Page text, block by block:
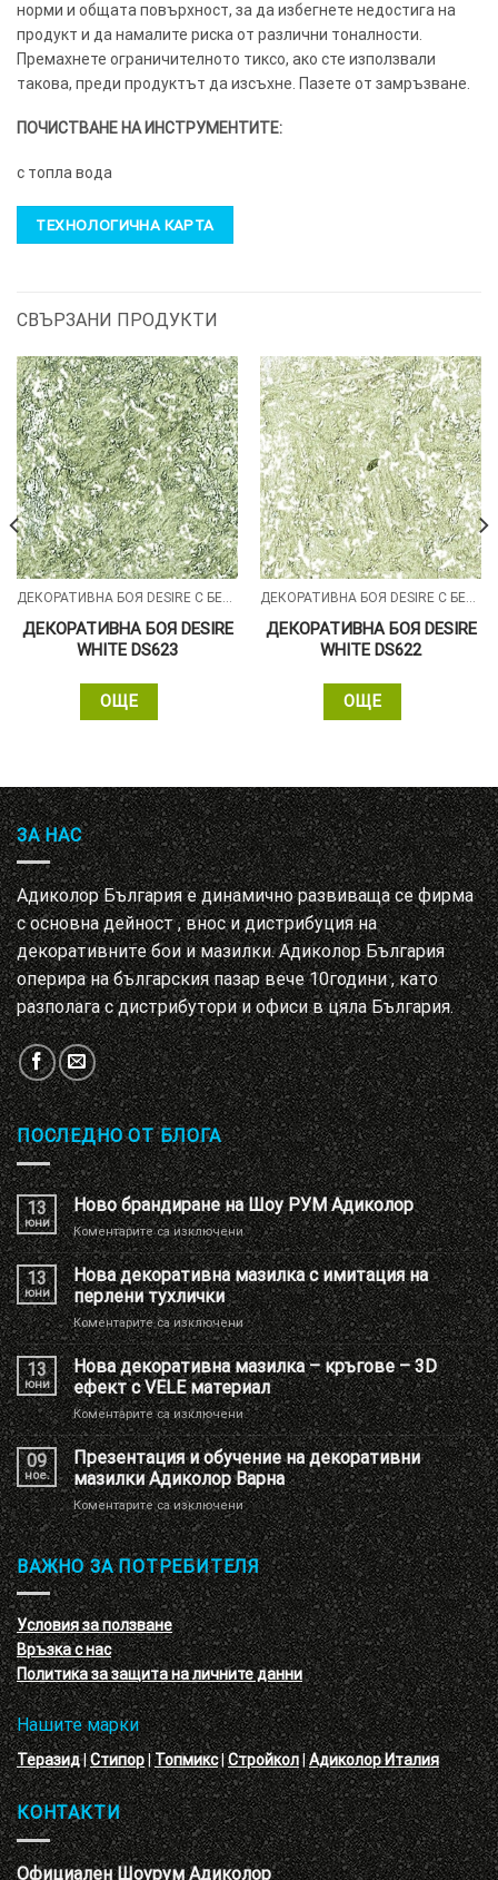
норми и общата повърхност, за да избегнете недостига на
продукт и да намалите риска от различни тоналности.
Премахнете ограничителното тиксо, ако сте използвали
такова, преди продуктът да изсъхне. Пазете от замръзване.
ПОЧИСТВАНЕ НА ИНСТРУМЕНТИТЕ:
с топла вода
ТЕХНОЛОГИЧНА КАРТА
СВЪРЗАНИ ПРОДУКТИ
ДЕКОРАТИВНА БОЯ DESIRE С БЕЛИ СИЛИКОНОВИ ЧАСТИЦИ
ДЕКОРАТИВНА БОЯ DESIRE
WHITE DS623
ОЩЕ
ДЕКОРАТИВНА БОЯ DESIRE С БЕЛИ СИЛИКОНОВИ ЧАСТИЦИ
ДЕКОРАТИВНА БОЯ DESIRE
WHITE DS622
ОЩЕ
ЗА НАС
Адиколор България е динамично развиваща се фирма
с основна дейност , внос и дистрибуция на
декоративните бои и мазилки. Адиколор България
оперира на българския пазар вече 10години , като
разполага с дистрибутори и офиси в цяла България.
ПОСЛЕДНО ОТ БЛОГА
13
юни
Ново брандиране на Шоу РУМ Адиколор
Коментарите са изключениза
Ново
брандиране
на
Шоу
РУМ
Адиколор
13
юни
Нова декоративна мазилка с имитация на
перлени тухлички
Коментарите са изключениза
Нова
декоративна
мазилка
с
имитация
на
перлени
тухлички
13
юни
Нова декоративна мазилка – кръгове – 3D
ефект с VELE материал
Коментарите са изключениза
Нова
декоративна
мазилка
–
кръгове
–
3D
ефект
с
VELE
материал
09
ное.
Презентация и обучение на декоративни
мазилки Адиколор Варна
Коментарите са изключениза
Презентация
и
обучение
на
декоративни
мазилки
Адиколор
Варна
ВАЖНО ЗА ПОТРЕБИТЕЛЯ
Условия за ползване
Връзка с нас
Политика за защита на личните данни
Нашите марки
Теразид|Стипор|Топмикс|Стройкол|Адиколор Италия
КОНТАКТИ
Официален Шоурум Адиколор